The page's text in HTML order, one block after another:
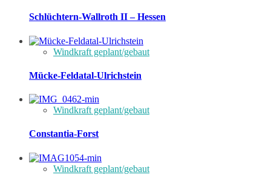
Schlüchtern-Wallroth II – Hessen
Windkraft geplant/gebaut
Mücke-Feldatal-Ulrichstein
Windkraft geplant/gebaut
Constantia-Forst
Windkraft geplant/gebaut